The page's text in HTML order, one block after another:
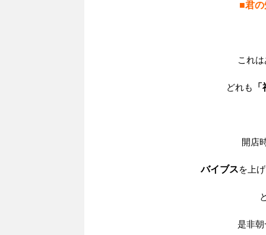
■君の
これ
どれも
開店
バイブスを上
是非朝